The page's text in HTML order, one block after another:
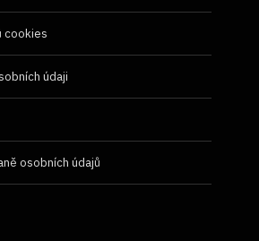
cookies
údaji
osobních údajů